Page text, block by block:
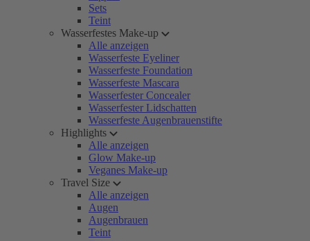
Sets
Teint
Wasserfestes Make-up
Alle anzeigen
Wasserfeste Eyeliner
Wasserfeste Foundation
Wasserfeste Mascara
Wasserfester Concealer
Wasserfester Lidschatten
Wasserfeste Augenbrauenstifte
Highlights
Alle anzeigen
Glow Make-up
Veganes Make-up
Travel Size
Alle anzeigen
Augen
Augenbrauen
Teint